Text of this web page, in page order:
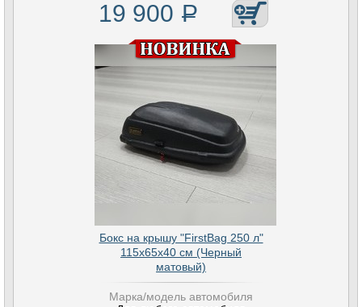
19 900 Р
Бокс на крышу "FirstBag 250 л"
115х65х40 см (Черный
матовый)
Марка/модель автомобиля